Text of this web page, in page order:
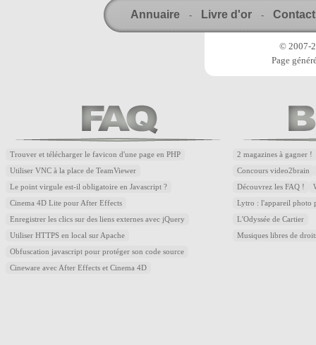
Annuaire - Livre d'or - Contact
© 2007-
Page
Trouver et télécharger le favicon d'une page en PHP
Utiliser VNC à la place de TeamViewer
Le point virgule est-il obligatoire en Javascript ?
Cinema 4D Lite pour After Effects
Enregistrer les clics sur des liens externes avec jQuery
Utiliser HTTPS en local sur Apache
Obfuscation javascript pour protéger son code source
Cineware avec After Effects et Cinema 4D
2 magazines à gagner !
Concours video2brain
Découvrez les FAQ !
Lytro : l'appareil photo
L'Odyssée de Cartier
Musiques libres de